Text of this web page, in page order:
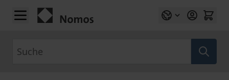
Zum Inhalt springen